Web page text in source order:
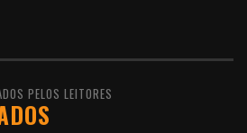
PELOS LEITORES